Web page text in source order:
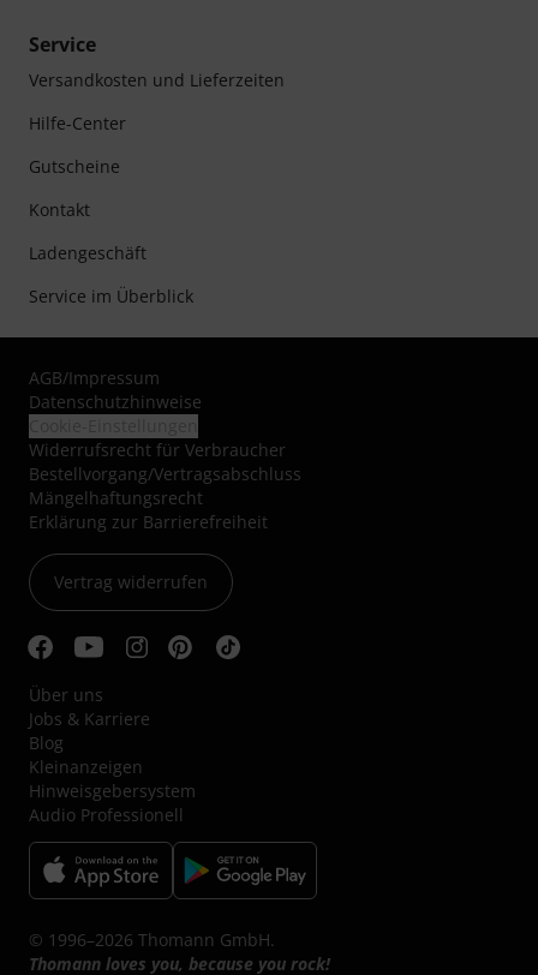
Service
Versandkosten und Lieferzeiten
Hilfe-Center
Gutscheine
Kontakt
Ladengeschäft
Service im Überblick
AGB/Impressum
Datenschutzhinweise
Widerrufsrecht für Verbraucher
Bestellvorgang/Vertragsabschluss
Mängelhaftungsrecht
Erklärung zur Barrierefreiheit
Vertrag widerrufen
Über uns
Jobs & Karriere
Blog
Kleinanzeigen
Hinweisgebersystem
Audio Professionell
© 1996–2026 Thomann GmbH.
Thomann loves you, because you rock!